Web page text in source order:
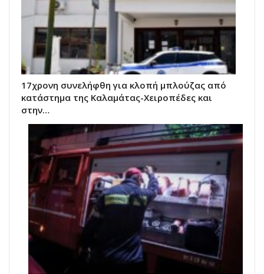
17χρονη συνελήφθη για κλοπή μπλούζας από
κατάστημα της Καλαμάτας-Χειροπέδες και
στην…